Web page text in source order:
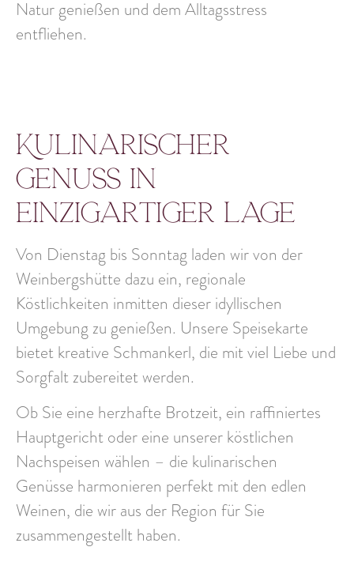
Natur genießen und dem Alltagsstress
entfliehen.
Kulinarischer
Genuss in
einzigartiger Lage
Von Dienstag bis Sonntag laden wir von der
Weinbergshütte dazu ein, regionale
Köstlichkeiten inmitten dieser idyllischen
Umgebung zu genießen. Unsere Speisekarte
bietet kreative Schmankerl, die mit viel Liebe und
Sorgfalt zubereitet werden.
Ob Sie eine herzhafte Brotzeit, ein raffiniertes
Hauptgericht oder eine unserer köstlichen
Nachspeisen wählen – die kulinarischen
Genüsse harmonieren perfekt mit den edlen
Weinen, die wir aus der Region für Sie
zusammengestellt haben.